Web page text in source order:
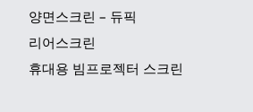
양면스크린 – 듀픽
리어스크린
휴대용 빔프로젝터 스크린